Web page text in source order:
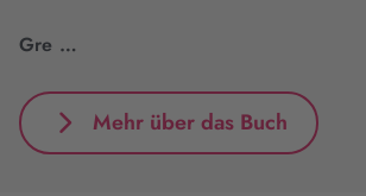
Gre …
Mehr über das Buch